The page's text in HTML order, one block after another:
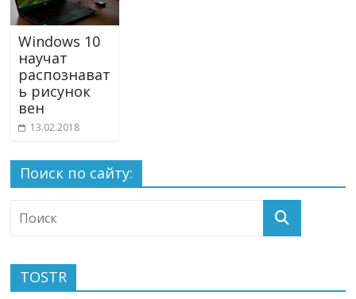
Windows 10
научат
распознават
ь рисунок
вен
13.02.2018
Поиск по сайту:
TOSTR